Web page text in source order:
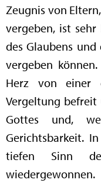
Zeugnis von
vergeben, ist
des Glaubens und
vergeben
Herz von einer
Vergeltung befreit
Gottes und,
Gerichtsbarkeit.
tiefen Sinn
wiedergewonnen.